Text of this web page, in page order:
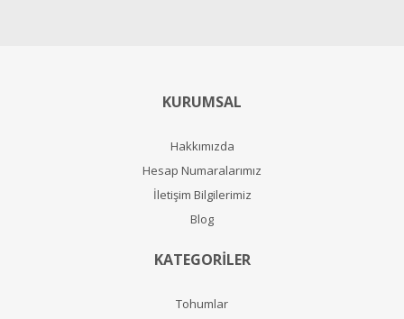
KURUMSAL
Hakkımızda
Hesap Numaralarımız
İletişim Bilgilerimiz
Blog
KATEGORİLER
Tohumlar